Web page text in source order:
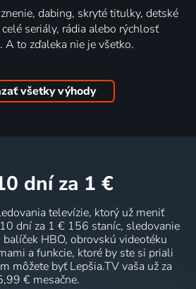
dabing, skryté titulky, detské
seriály, rádia alebo rýchlosť
A to zďaleka nie je všetko.
všetky výhody
dní za 1 €
televízie, ktorý už meniť
dní za 1 € 156 staníc, sledovanie
HBO, obrovskú videotéku
a funkcie, ktoré by ste si priali
môžete byť Lepšia.TV vaša už za
€ mesačne.